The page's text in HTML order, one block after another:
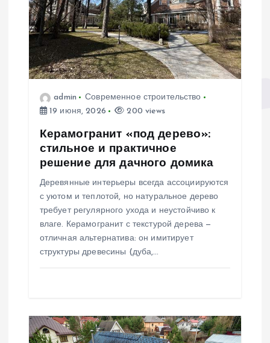
п
о
з
admin
Современное строительство
19 июня, 2026
200 views
Керамогранит «под дерево»:
стильное и практичное
решение для дачного домика
Деревянные интерьеры всегда ассоциируются
с уютом и теплотой, но натуральное дерево
требует регулярного ухода и неустойчиво к
влаге. Керамогранит с текстурой дерева —
отличная альтернатива: он имитирует
структуры древесины (дуба,…